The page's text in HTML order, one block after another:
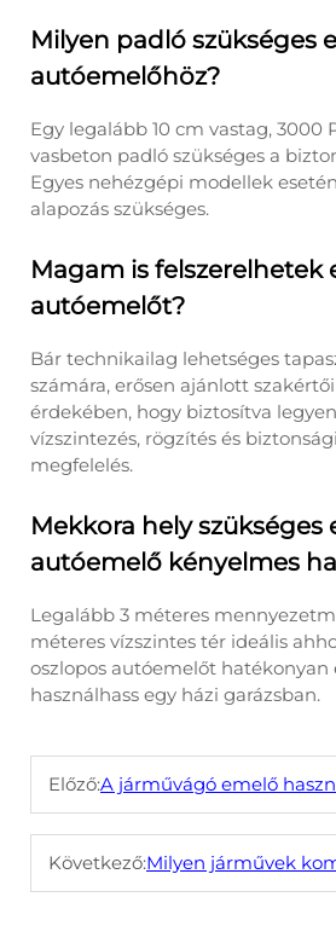
Milyen padló szükséges
autóemelőhöz?
Egy legalább 10 cm vastag, 3000
vasbeton padló szükséges a
Egyes nehézgépi modellek
alapozás szükséges.
Magam is felszerelhetek
autóemelőt?
Bár technikailag lehetséges
számára, erősen ajánlott
érdekében, hogy biztosítva
vízszintezés, rögzítés és
megfelelés.
Mekkora hely szükséges
autóemelő kényelmes
Legalább 3 méteres
méteres vízszintes tér ideális
oszlopos autóemelőt hatékonyan
használhass egy házi garázsban.
Előző:A járművágó emelő használatának
Következő:Milyen járművek kompatibilisek